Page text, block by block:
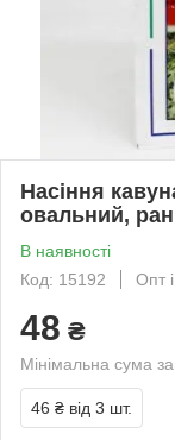
Насіння
овальний,
В наявності
Код: 15192
Опт
48 ₴
Мінімальна сума
46 ₴ від 3 шт.